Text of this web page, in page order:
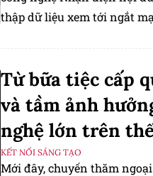
thập dữ liệu xem tới ngắt
Từ bữa tiệc cấp
và tầm ảnh
nghệ lớn trên
KẾT NỐI SÁNG TẠO
Mới đây, chuyến thăm